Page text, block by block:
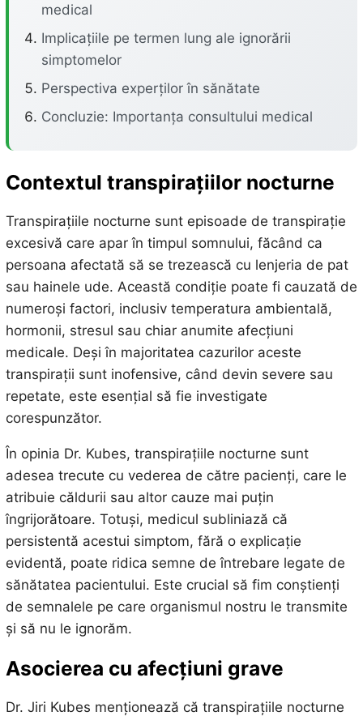
medical
Implicațiile pe termen lung ale ignorării
simptomelor
Perspectiva experților în sănătate
Concluzie: Importanța consultului medical
Contextul transpirațiilor nocturne
Transpirațiile nocturne sunt episoade de transpirație
excesivă care apar în timpul somnului, făcând ca
persoana afectată să se trezească cu lenjeria de pat
sau hainele ude. Această condiție poate fi cauzată de
numeroși factori, inclusiv temperatura ambientală,
hormonii, stresul sau chiar anumite afecțiuni
medicale. Deși în majoritatea cazurilor aceste
transpirații sunt inofensive, când devin severe sau
repetate, este esențial să fie investigate
corespunzător.
În opinia Dr. Kubes, transpirațiile nocturne sunt
adesea trecute cu vederea de către pacienți, care le
atribuie căldurii sau altor cauze mai puțin
îngrijorătoare. Totuși, medicul subliniază că
persistentă acestui simptom, fără o explicație
evidentă, poate ridica semne de întrebare legate de
sănătatea pacientului. Este crucial să fim conștienți
de semnalele pe care organismul nostru le transmite
și să nu le ignorăm.
Asocierea cu afecțiuni grave
Dr. Jiri Kubes menționează că transpirațiile nocturne